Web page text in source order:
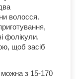
волосся.
фолікули.
щоб засіб
з 15-170